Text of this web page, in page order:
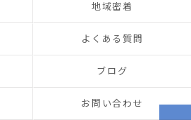
地域密着
よくある質問
ブログ
お問い合わせ